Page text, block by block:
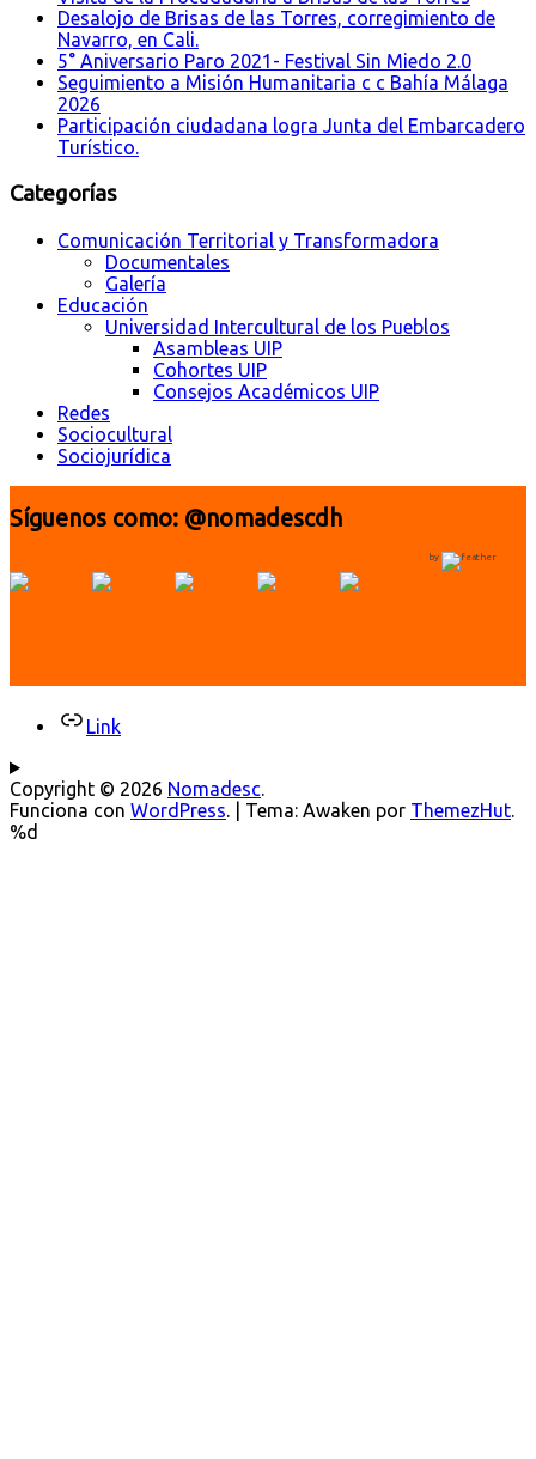
Desalojo de Brisas de las Torres, corregimiento de
Navarro, en Cali.
5° Aniversario Paro 2021- Festival Sin Miedo 2.0
Seguimiento a Misión Humanitaria c c Bahía Málaga
2026
Participación ciudadana logra Junta del Embarcadero
Turístico.
Categorías
Comunicación Territorial y Transformadora
Documentales
Galería
Educación
Universidad Intercultural de los Pueblos
Asambleas UIP
Cohortes UIP
Consejos Académicos UIP
Redes
Sociocultural
Sociojurídica
Síguenos como: @nomadescdh
by
Link
Copyright © 2026 Nomadesc.
Funciona con WordPress. Tema: Awaken por ThemezHut.
%d